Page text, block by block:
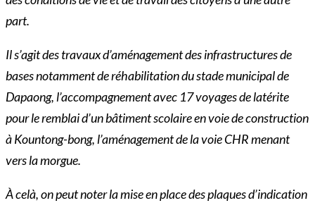
part.
Il s’agit des travaux d’aménagement des infrastructures de
bases notamment de réhabilitation du stade municipal de
Dapaong, l’accompagnement avec 17 voyages de latérite
pour le remblai d’un bâtiment scolaire en voie de construction
à Kountong-bong, l’aménagement de la voie CHR menant
vers la morgue.
À celà, on peut noter la mise en place des plaques d’indication